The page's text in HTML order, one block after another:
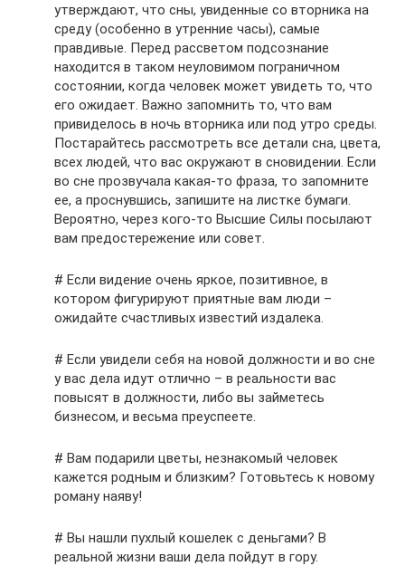
утверждают, что сны, увиденные со вторника на
среду (особенно в утренние часы), самые
правдивые. Перед рассветом подсознание
находится в таком неуловимом пограничном
состоянии, когда человек может увидеть то, что
его ожидает. Важно запомнить то, что вам
привиделось в ночь вторника или под утро среды.
Постарайтесь рассмотреть все детали сна, цвета,
всех людей, что вас окружают в сновидении. Если
во сне прозвучала какая-то фраза, то запомните
ее, а проснувшись, запишите на листке бумаги.
Вероятно, через кого-то Высшие Силы посылают
вам предостережение или совет.
# Если видение очень яркое, позитивное, в
котором фигурируют приятные вам люди –
ожидайте счастливых известий издалека.
# Если увидели себя на новой должности и во сне
у вас дела идут отлично – в реальности вас
повысят в должности, либо вы займетесь
бизнесом, и весьма преуспеете.
# Вам подарили цветы, незнакомый человек
кажется родным и близким? Готовьтесь к новому
роману наяву!
# Вы нашли пухлый кошелек с деньгами? В
реальной жизни ваши дела пойдут в гору.